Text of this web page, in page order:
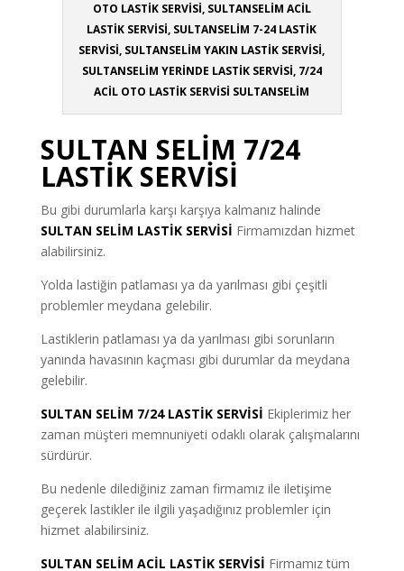
OTO LASTİK SERVİSİ, SULTANSELİM ACİL
LASTİK SERVİSİ, SULTANSELİM 7-24 LASTİK
SERVİSİ, SULTANSELİM YAKIN LASTİK SERVİSİ,
SULTANSELİM YERİNDE LASTİK SERVİSİ, 7/24
ACİL OTO LASTİK SERVİSİ SULTANSELİM
SULTAN SELİM 7/24
LASTİK SERVİSİ
Bu gibi durumlarla karşı karşıya kalmanız halinde
SULTAN SELİM LASTİK SERVİSİ Firmamızdan hizmet
alabilirsiniz.
Yolda lastiğin patlaması ya da yarılması gibi çeşitli
problemler meydana gelebilir.
Lastiklerin patlaması ya da yarılması gibi sorunların
yanında havasının kaçması gibi durumlar da meydana
gelebilir.
SULTAN SELİM 7/24 LASTİK SERVİSİ Ekiplerimiz her
zaman müşteri memnuniyeti odaklı olarak çalışmalarını
sürdürür.
Bu nedenle dilediğiniz zaman firmamız ile iletişime
geçerek lastikler ile ilgili yaşadığınız problemler için
hizmet alabilirsiniz.
SULTAN SELİM ACİL LASTİK SERVİSİ Firmamız tüm